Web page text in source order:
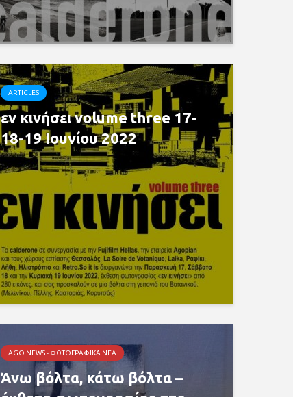
ARTICLES
εν κινήσει volume three 17-
18-19 Ιουνίου 2022
AGO NEWS - ΦΩΤΟΓΡΑΦΙΚΆ ΝΈΑ
Άνω βόλτα, κάτω βόλτα –